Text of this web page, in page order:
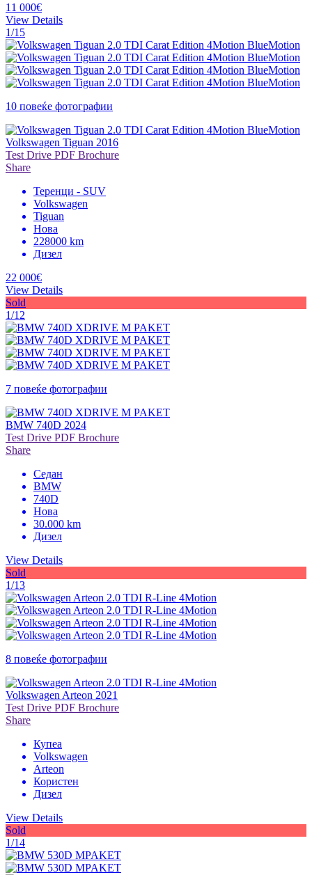
11 000€
View Details
1/15
10 повеќе фотографии
Volkswagen Tiguan 2016
Test Drive PDF Brochure
Share
Теренци - SUV
Volkswagen
Tiguan
Нова
228000 km
Дизел
22 000€
View Details
Sold
1/12
7 повеќе фотографии
BMW 740D 2024
Test Drive PDF Brochure
Share
Седан
BMW
740D
Нова
30.000 km
Дизел
View Details
Sold
1/13
8 повеќе фотографии
Volkswagen Arteon 2021
Test Drive PDF Brochure
Share
Купеа
Volkswagen
Arteon
Користен
Дизел
View Details
Sold
1/14